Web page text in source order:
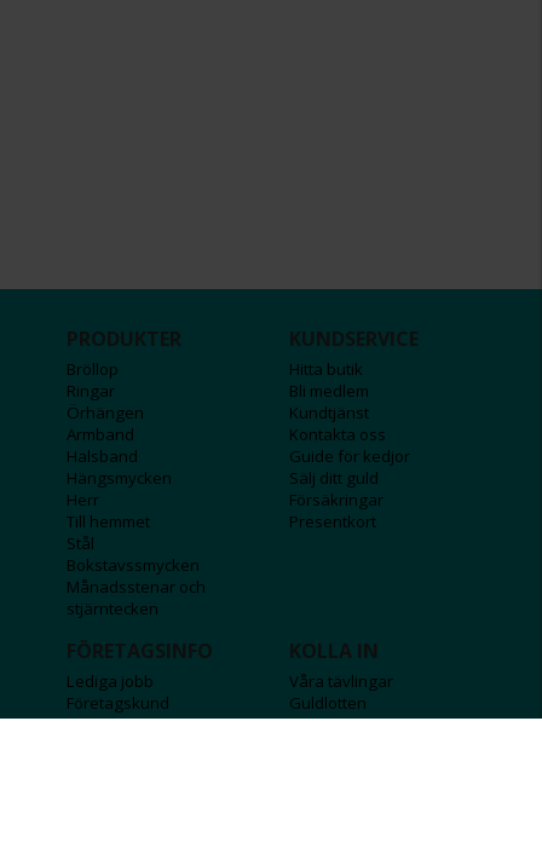
PRODUKTER
Bröllop
Ringar
Örhängen
Armband
Halsband
Hängsmycken
Herr
Till hemmet
Stål
Bokstavssmycken
Månadsstenar och
stjärntecken
KUNDSERVICE
Hitta butik
Bli medlem
Kundtjänst
Kontakta oss
Guide för kedjor
Sälj ditt guld
Försäkringar
Presentkort
FÖRETAGSINFO
Lediga jobb
Företagskund
Affiliateinformation
KOLLA IN
Våra tävlingar
Guldlotten
Graverbara produkter